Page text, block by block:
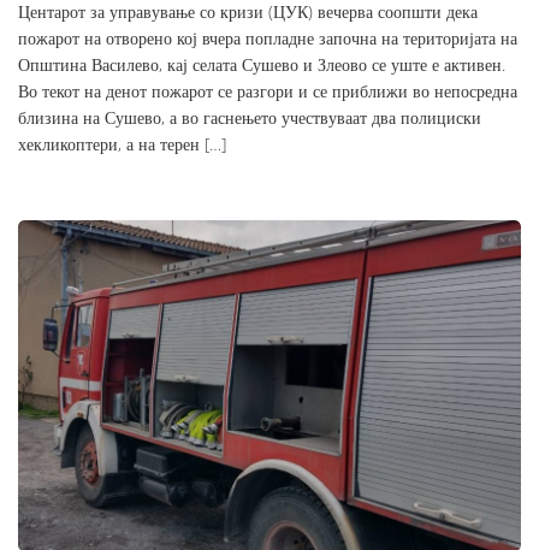
Центарот за управување со кризи (ЦУК) вечерва соопшти дека
пожарот на отворено кој вчера попладне започна на територијата на
Општина Василево, кај селата Сушево и Злеово се уште е активен.
Во текот на денот пожарот се разгори и се приближи во непосредна
близина на Сушево, а во гаснењето учествуваат два полициски
хекликоптери, а на терен […]